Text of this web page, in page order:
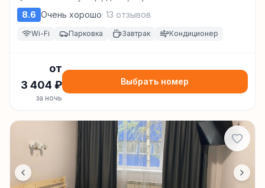
8.6 Очень хорошо· 13 отзывов
Wi-Fi Парковка Завтрак Кондиционер
от
3 404 ₽
за ночь
Выбрать номер